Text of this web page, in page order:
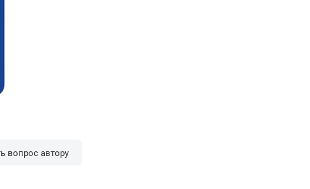
вопрос автору